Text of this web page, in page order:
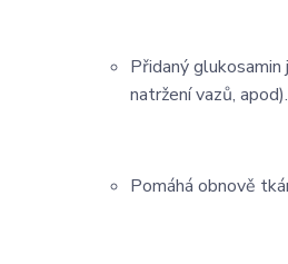
Přidaný
natržení vazů, apod).
Pomáhá obnově